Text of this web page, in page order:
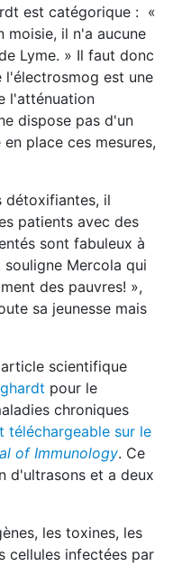
est catégorique : «
moisie, il n'a aucune
Lyme. » Il faut donc
l'électrosmog est une
l'atténuation
dispose pas d'un
place ces mesures,
détoxifiantes, il
patients avec des
sont fabuleux à
Mercola qui
des pauvres! »,
sa jeunesse mais
scientifique
pour le
chroniques
téléchargeable sur le
of Immunology. Ce
d'ultrasons et a deux
les toxines, les
cellules infectées par